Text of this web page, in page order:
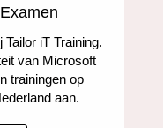
iT Training.
van Microsoft
trainingen op
aan.